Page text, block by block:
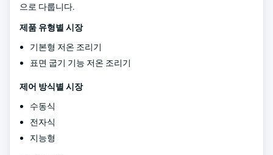
으로 다룹니다.
제품 유형별 시장
기본형 저온 조리기
표면 굽기 기능 저온 조리기
제어 방식별 시장
수동식
전자식
지능형